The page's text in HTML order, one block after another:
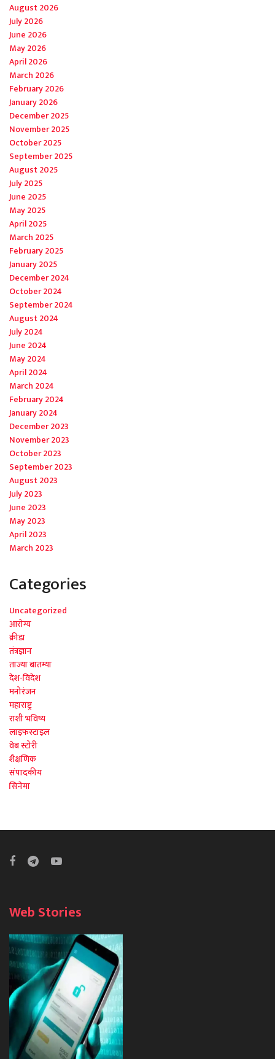
August 2026
July 2026
June 2026
May 2026
April 2026
March 2026
February 2026
January 2026
December 2025
November 2025
October 2025
September 2025
August 2025
July 2025
June 2025
May 2025
April 2025
March 2025
February 2025
January 2025
December 2024
October 2024
September 2024
August 2024
July 2024
June 2024
May 2024
April 2024
March 2024
February 2024
January 2024
December 2023
November 2023
October 2023
September 2023
August 2023
July 2023
June 2023
May 2023
April 2023
March 2023
Categories
Uncategorized
आरोग्य
क्रीडा
तंत्रज्ञान
ताज्या बातम्या
देश-विदेश
मनोरंजन
महाराष्ट्र
राशी भविष्य
लाइफस्टाइल
वेब स्टोरी
शैक्षणिक
संपादकीय
सिनेमा
Web Stories